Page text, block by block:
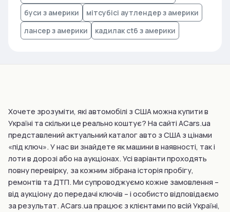
буси з америки
мітсубісі аутлендер з америки
лансер з америки
кадилак ct6 з америки
Хочете зрозуміти, які автомобілі з США можна купити в
Україні та скільки це реально коштує? На сайті ACars.ua
представлений актуальний каталог авто з США з цінами
«під ключ». У нас ви знайдете як машини в наявності, так і
лоти в дорозі або на аукціонах. Усі варіанти проходять
повну перевірку, за кожним зібрана історія пробігу,
ремонтів та ДТП. Ми супроводжуємо кожне замовлення –
від аукціону до передачі ключів – і особисто відповідаємо
за результат. ACars.ua працює з клієнтами по всій Україні,